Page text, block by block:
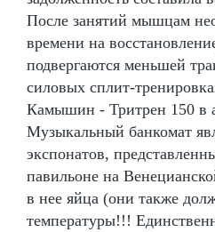
После занятий мышцам
времени на
подвергаются меньшей
силовых сплит-
Камышин - Тритрен 150 в
Музыкальный банкомат
экспонатов,
павильоне на
в нее яйца (они также
температуры!!!